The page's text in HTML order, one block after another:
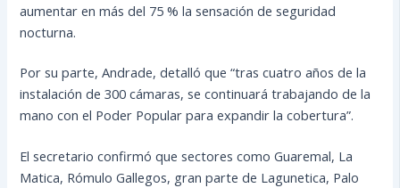
aumentar en más del 75 % la sensación de seguridad
nocturna.
Por su parte, Andrade, detalló que “tras cuatro años de la
instalación de 300 cámaras, se continuará trabajando de la
mano con el Poder Popular para expandir la cobertura”.
El secretario confirmó que sectores como Guaremal, La
Matica, Rómulo Gallegos, gran parte de Lagunetica, Palo